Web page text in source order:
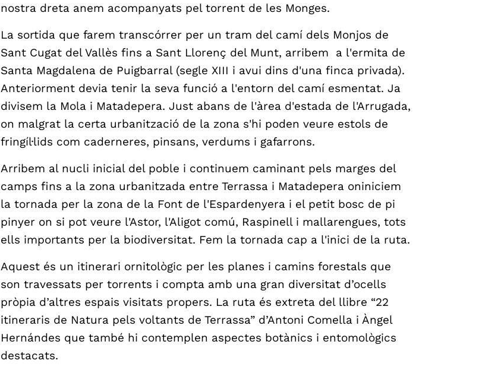
nostra dreta anem acompanyats pel torrent de les Monges.
La sortida que farem transcórrer per un tram del camí dels Monjos de
Sant Cugat del Vallès fins a Sant Llorenç del Munt, arribem a l'ermita de
Santa Magdalena de Puigbarral (segle XIII i avui dins d'una finca privada).
Anteriorment devia tenir la seva funció a l'entorn del camí esmentat. Ja
divisem la Mola i Matadepera. Just abans de l'àrea d'estada de l'Arrugada,
on malgrat la certa urbanització de la zona s'hi poden veure estols de
fringíl·lids com caderneres, pinsans, verdums i gafarrons.
Arribem al nucli inicial del poble i continuem caminant pels marges del
camps fins a la zona urbanitzada entre Terrassa i Matadepera oniniciem
la tornada per la zona de la Font de l'Espardenyera i el petit bosc de pi
pinyer on si pot veure l'Astor, l'Aligot comú, Raspinell i mallarengues, tots
ells importants per la biodiversitat. Fem la tornada cap a l'inici de la ruta.
Aquest és un itinerari ornitològic per les planes i camins forestals que
son travessats per torrents i compta amb una gran diversitat d’ocells
pròpia d’altres espais visitats propers. La ruta és extreta del llibre “22
itineraris de Natura pels voltants de Terrassa” d’Antoni Comella i Àngel
Hernándes que també hi contemplen aspectes botànics i entomològics
destacats.